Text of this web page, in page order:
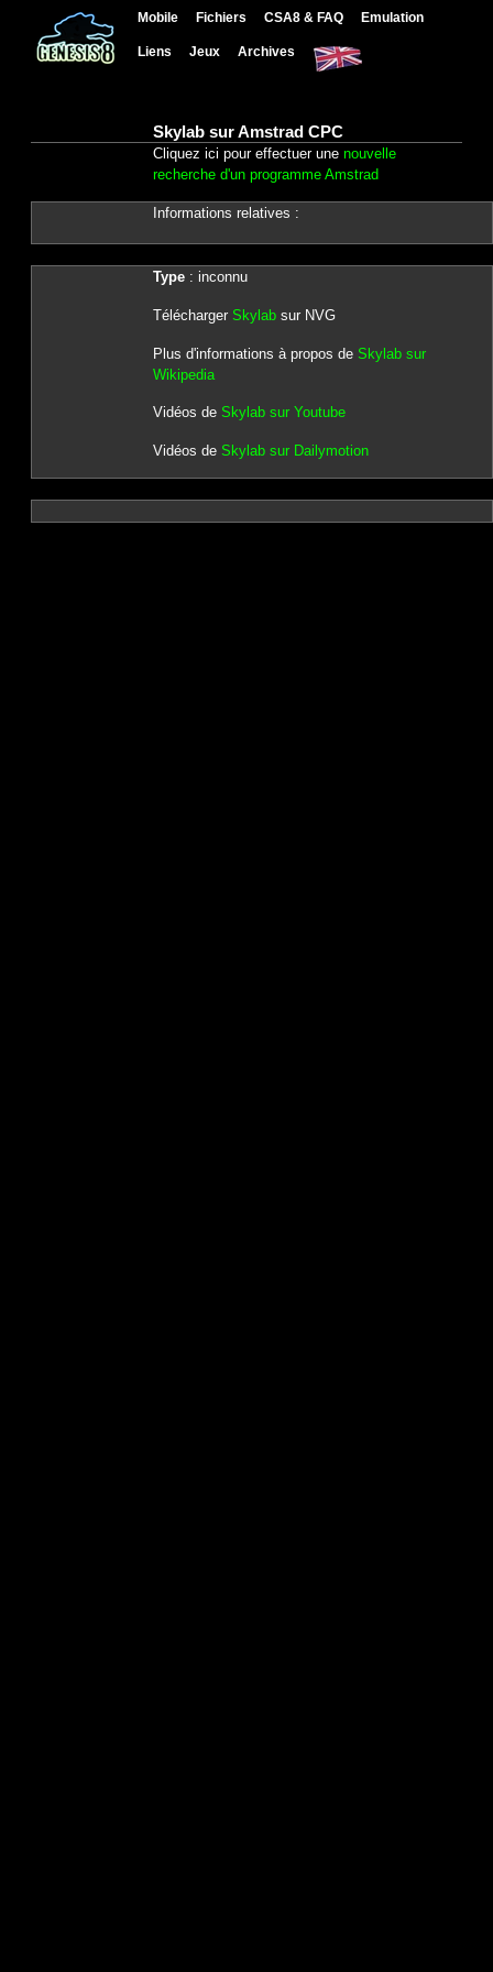
Mobile Fichiers CSA8 & FAQ Emulation
Liens Jeux Archives
Skylab sur Amstrad CPC
Cliquez ici pour effectuer une nouvelle
recherche d'un programme Amstrad
Informations relatives :
Type: inconnu
Télécharger Skylabsur NVG
Plus d'informations à propos de Skylab sur
Wikipedia
Vidéos de Skylab sur Youtube
Vidéos de Skylab sur Dailymotion